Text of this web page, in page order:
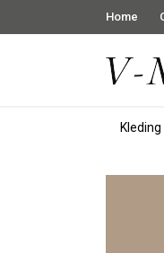
Home
Kleding